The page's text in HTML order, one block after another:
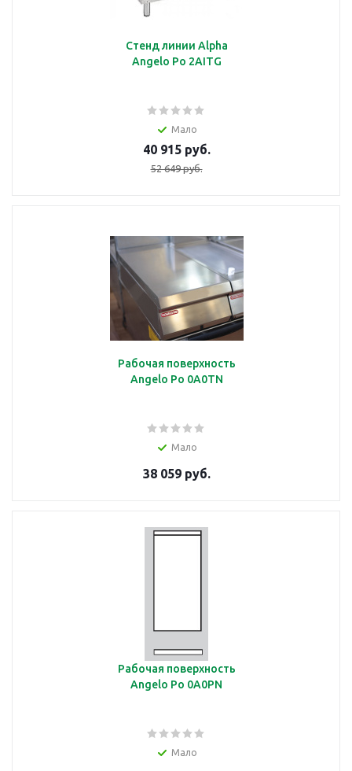
Стенд линии Alpha
Angelo Po 2AITG
Мало
40 915 руб.
52 649 руб.
Рабочая поверхность
Angelo Po 0A0TN
Мало
38 059 руб.
Рабочая поверхность
Angelo Po 0A0PN
Мало